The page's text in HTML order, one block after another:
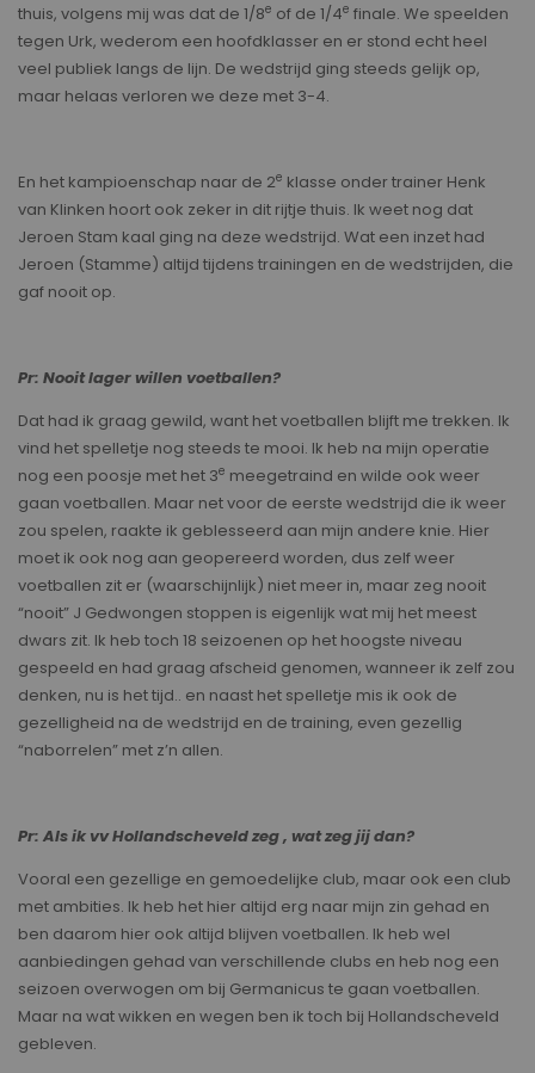
thuis, volgens mij was dat de 1/8e of de 1/4e finale. We speelden
tegen Urk, wederom een hoofdklasser en er stond echt heel
veel publiek langs de lijn. De wedstrijd ging steeds gelijk op,
maar helaas verloren we deze met 3-4.
En het kampioenschap naar de 2e klasse onder trainer Henk
van Klinken hoort ook zeker in dit rijtje thuis. Ik weet nog dat
Jeroen Stam kaal ging na deze wedstrijd. Wat een inzet had
Jeroen (Stamme) altijd tijdens trainingen en de wedstrijden, die
gaf nooit op.
Pr: Nooit lager willen voetballen?
Dat had ik graag gewild, want het voetballen blijft me trekken. Ik
vind het spelletje nog steeds te mooi. Ik heb na mijn operatie
nog een poosje met het 3e meegetraind en wilde ook weer
gaan voetballen. Maar net voor de eerste wedstrijd die ik weer
zou spelen, raakte ik geblesseerd aan mijn andere knie. Hier
moet ik ook nog aan geopereerd worden, dus zelf weer
voetballen zit er (waarschijnlijk) niet meer in, maar zeg nooit
“nooit” J Gedwongen stoppen is eigenlijk wat mij het meest
dwars zit. Ik heb toch 18 seizoenen op het hoogste niveau
gespeeld en had graag afscheid genomen, wanneer ik zelf zou
denken, nu is het tijd.. en naast het spelletje mis ik ook de
gezelligheid na de wedstrijd en de training, even gezellig
“naborrelen” met z’n allen.
Pr: Als ik vv Hollandscheveld zeg , wat zeg jij dan?
Vooral een gezellige en gemoedelijke club, maar ook een club
met ambities. Ik heb het hier altijd erg naar mijn zin gehad en
ben daarom hier ook altijd blijven voetballen. Ik heb wel
aanbiedingen gehad van verschillende clubs en heb nog een
seizoen overwogen om bij Germanicus te gaan voetballen.
Maar na wat wikken en wegen ben ik toch bij Hollandscheveld
gebleven.